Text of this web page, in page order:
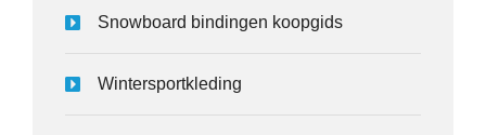
Snowboard bindingen koopgids
Wintersportkleding